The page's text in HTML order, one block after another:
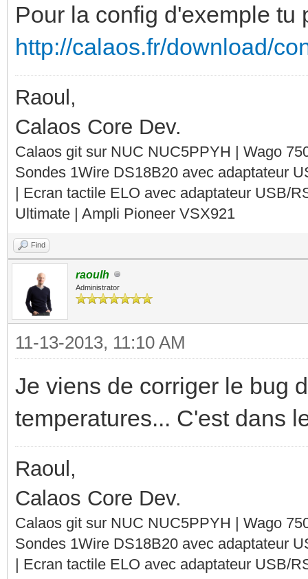
Pour la config d'exemple tu
http://calaos.fr/download/
Raoul,
Calaos Core Dev.
Calaos git sur NUC NUC5PPYH | Wago
Sondes 1Wire DS18B20 avec adaptateur
| Ecran tactile ELO avec adaptateur USB/
Ultimate | Ampli Pioneer VSX921
Find
raoulh
Administrator
11-13-2013, 11:10 AM
Je viens de corriger le bug
temperatures... C'est dans
Raoul,
Calaos Core Dev.
Calaos git sur NUC NUC5PPYH | Wago
Sondes 1Wire DS18B20 avec adaptateur
| Ecran tactile ELO avec adaptateur USB/